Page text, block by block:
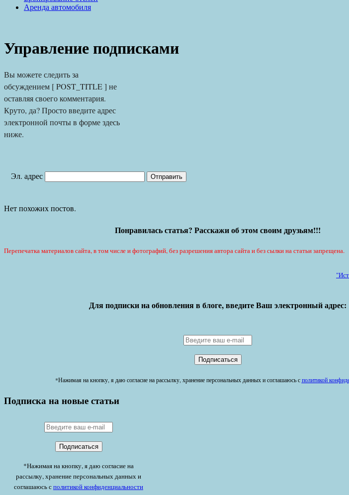
Аренда автомобиля
Управление подписками
Вы можете следить за
обсуждением [ POST_TITLE ] не
оставляя своего комментария.
Круто, да? Просто введите адрес
электронной почты в форме здесь
ниже.
Эл. адрес
Нет похожих постов.
Понравилась статья? Расскажи об этом своим друзьям!!!
Перепечатка материалов сайта, в том числе и фотографий, без разрешения автора сайта и без сылки на статьи запрещена.
Для подписки на обновления в блоге, введите Ваш электронный адрес:
*Нажимая на кнопку, я даю согласие на рассылку, хранение персональных данных и соглашаюсь сполитикой
Подписка на новые статьи
*Нажимая на кнопку, я даю согласие на
рассылку, хранение персональных данных и
соглашаюсь сполитикой конфиденциальности